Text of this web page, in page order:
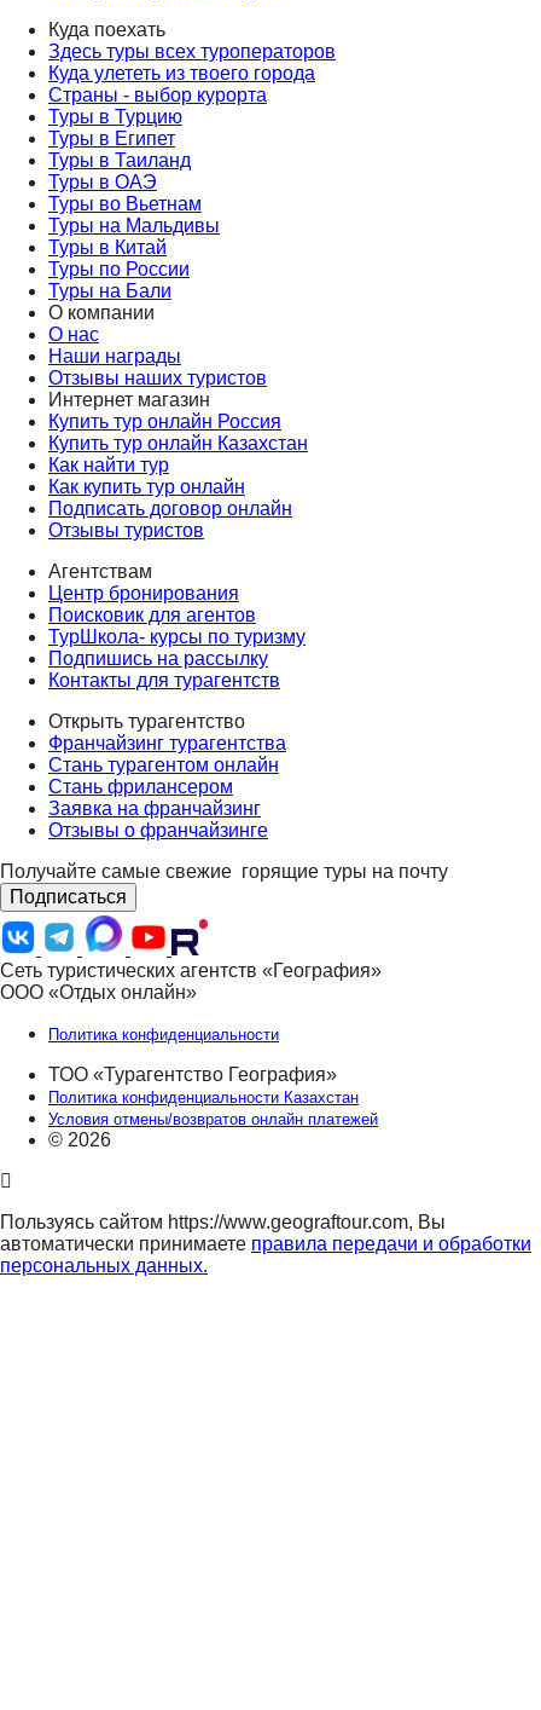
Куда поехать
Здесь туры всех туроператоров
Куда улететь из твоего города
Страны - выбор курорта
Туры в Турцию
Туры в Египет
Туры в Таиланд
Туры в ОАЭ
Туры во Вьетнам
Туры на Мальдивы
Туры в Китай
Туры по России
Туры на Бали
О компании
О нас
Наши награды
Отзывы наших туристов
Интернет магазин
Купить тур онлайн Россия
Купить тур онлайн Казахстан
Как найти тур
Как купить тур онлайн
Подписать договор онлайн
Отзывы туристов
Агентствам
Центр бронирования
Поисковик для агентов
ТурШкола- курсы по туризму
Подпишись на рассылку
Контакты для турагентств
Открыть турагентство
Франчайзинг турагентства
Стань турагентом онлайн
Стань фрилансером
Заявка на франчайзинг
Отзывы о франчайзинге
Получайте самые свежие горящие туры на почту
Подписаться
Сеть туристических агентств «География»
ООО «Отдых онлайн»
Политика конфиденциальности
ТОО «Турагентство География»
Политика конфиденциальности Казахстан
Условия отмены/возвратов онлайн платежей
© 2026
Пользуясь сайтом https://www.geograftour.com, Вы
автоматически принимаете правила передачи и обработки
персональных данных.